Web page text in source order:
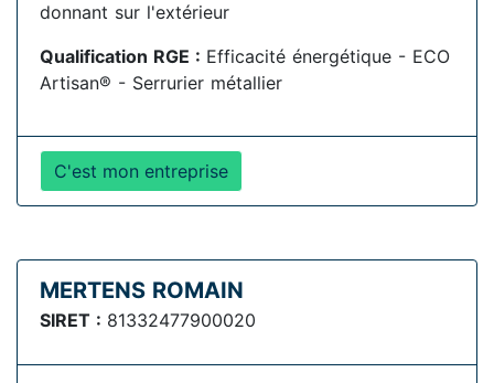
donnant sur l'extérieur
Qualification RGE : Efficacité énergétique - ECO
Artisan® - Serrurier métallier
C'est mon entreprise
MERTENS ROMAIN
SIRET : 81332477900020